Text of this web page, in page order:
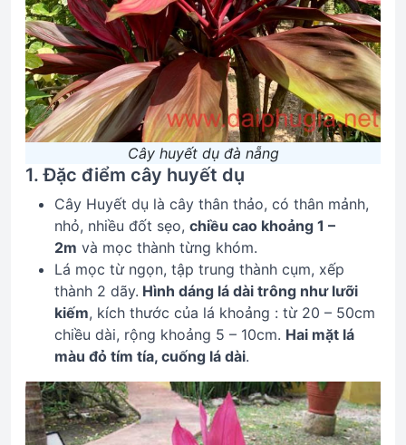
Cây huyết dụ đà nẵng
1. Đặc điểm cây huyết dụ
Cây Huyết dụ là cây thân thảo, có thân mảnh,
nhỏ, nhiều đốt sẹo, chiều cao khoảng 1 –
2m và mọc thành từng khóm.
Lá mọc từ ngọn, tập trung thành cụm, xếp
thành 2 dãy. Hình dáng lá dài trông như lưỡi
kiếm, kích thước của lá khoảng : từ 20 – 50cm
chiều dài, rộng khoảng 5 – 10cm. Hai mặt lá
màu đỏ tím tía, cuống lá dài.